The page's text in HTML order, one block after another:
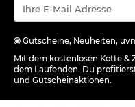
Gutscheine, Neuheiten,
Mit dem kostenlosen Kotte
dem Laufenden. Du
und Gutscheinaktionen.